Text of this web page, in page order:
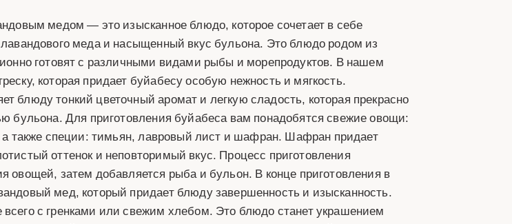
медом — это изысканное блюдо, которое сочетает в себе
меда и насыщенный вкус бульона. Это блюдо родом из
готовят с различными видами рыбы и морепродуктов. В нашем
которая придает буйабесу особую нежность и мягкость.
блюду тонкий цветочный аромат и легкую сладость, которая прекрасно
бульона. Для приготовления буйабеса вам понадобятся свежие овощи:
а также специи: тимьян, лавровый лист и шафран. Шафран придает
оттенок и неповторимый вкус. Процесс приготовления
овощей, затем добавляется рыба и бульон. В конце приготовления в
мед, который придает блюду завершенность и изысканность.
с гренками или свежим хлебом. Это блюдо станет украшением